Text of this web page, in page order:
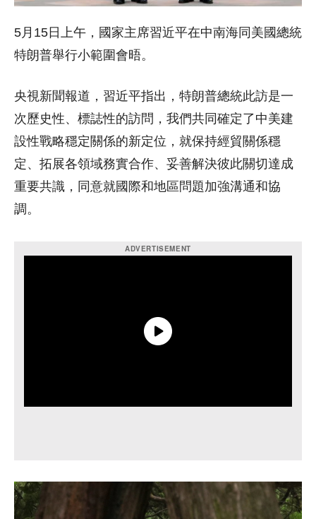
5月15日上午，國家主席習近平在中南海同美國總統
特朗普舉行小範圍會晤。
央視新聞報道，習近平指出，特朗普總統此訪是一
次歷史性、標誌性的訪問，我們共同確定了中美建
設性戰略穩定關係的新定位，就保持經貿關係穩
定、拓展各領域務實合作、妥善解決彼此關切達成
重要共識，同意就國際和地區問題加強溝通和協
調。